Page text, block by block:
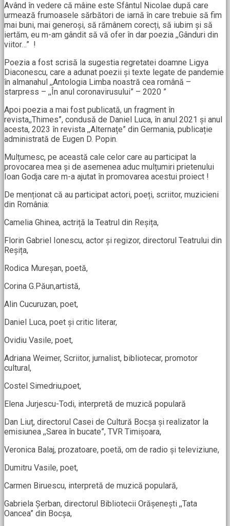
Având în vedere că mâine este Sfântul Nicolae după care
urmează frumoasele sărbători de iarnă în care trebuie să fim
mai buni, mai generoși, să rămânem corecți, să iubim și să
iertăm, eu m-am gândit să vă ofer în dar poezia ,,Gânduri din
viitor…” !
Poezia a fost scrisă la sugestia regretatei doamne Ligya
Diaconescu, care a adunat poezii și texte legate de pandemie
în almanahul ,,Antologia Limba noastră cea română –
starpress – ,,În anul coronavirusului” – 2020 ”
Apoi poezia a mai fost publicată, un fragment în
revista,,Thimes”, condusă de Daniel Luca, în anul 2021 și anul
acesta, 2023 în revista ,,Alternațe” din Germania, publicație
administrată de Eugen D. Popin.
Mulțumesc, pe această cale celor care au participat la
provocarea mea și de asemenea aduc mulțumiri prietenului
Ioan Godja care m-a ajutat în promovarea acestui proiect !
De menționat că au participat actori, poeți, scriitor, muzicieni
din România:
Camelia Ghinea, actriță la Teatrul din Reșița,
Florin Gabriel Ionescu, actor și regizor, directorul Teatrului din
Reșița,
Rodica Mureșan, poetă,
Corina G.Păun,artistă,
Alin Cucuruzan, poet,
Daniel Luca, poet și critic literar,
Ovidiu Vasile, poet,
Adriana Weimer, Scriitor, jurnalist, bibliotecar, promotor
cultural,
Costel Simedriu,poet,
Elena Jurjescu-Todi, interpretă de muzică populară
Dan Liuț, directorul Casei de Cultură Bocșa și realizator la
emisiunea ,,Sarea în bucate”, TVR Timișoara,
Veronica Balaj, prozatoare, poetă, om de radio și televiziune,
Dumitru Vasile, poet,
Carmen Biruescu, interpretă de muzică populară,
Gabriela Șerban, directorul Bibliotecii Orășenești ,,Tata
Oancea” din Bocșa,